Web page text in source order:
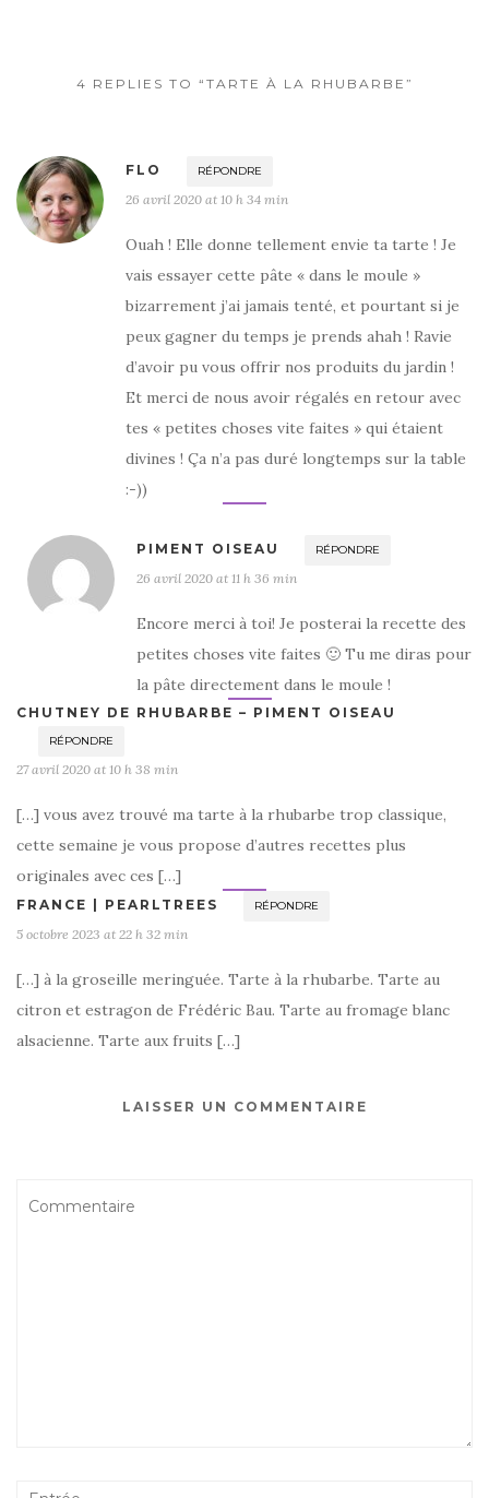
4 REPLIES TO “TARTE À LA RHUBARBE”
FLO RÉPONDRE
26 avril 2020 at 10 h 34 min
Ouah ! Elle donne tellement envie ta tarte ! Je
vais essayer cette pâte « dans le moule »
bizarrement j’ai jamais tenté, et pourtant si je
peux gagner du temps je prends ahah ! Ravie
d’avoir pu vous offrir nos produits du jardin !
Et merci de nous avoir régalés en retour avec
tes « petites choses vite faites » qui étaient
divines ! Ça n’a pas duré longtemps sur la table
:-))
PIMENT OISEAU RÉPONDRE
26 avril 2020 at 11 h 36 min
Encore merci à toi! Je posterai la recette des
petites choses vite faites 🙂 Tu me diras pour
la pâte directement dans le moule !
CHUTNEY DE RHUBARBE – PIMENT OISEAU
RÉPONDRE
27 avril 2020 at 10 h 38 min
[…] vous avez trouvé ma tarte à la rhubarbe trop classique,
cette semaine je vous propose d’autres recettes plus
originales avec ces […]
FRANCE | PEARLTREES RÉPONDRE
5 octobre 2023 at 22 h 32 min
[…] à la groseille meringuée. Tarte à la rhubarbe. Tarte au
citron et estragon de Frédéric Bau. Tarte au fromage blanc
alsacienne. Tarte aux fruits […]
LAISSER UN COMMENTAIRE